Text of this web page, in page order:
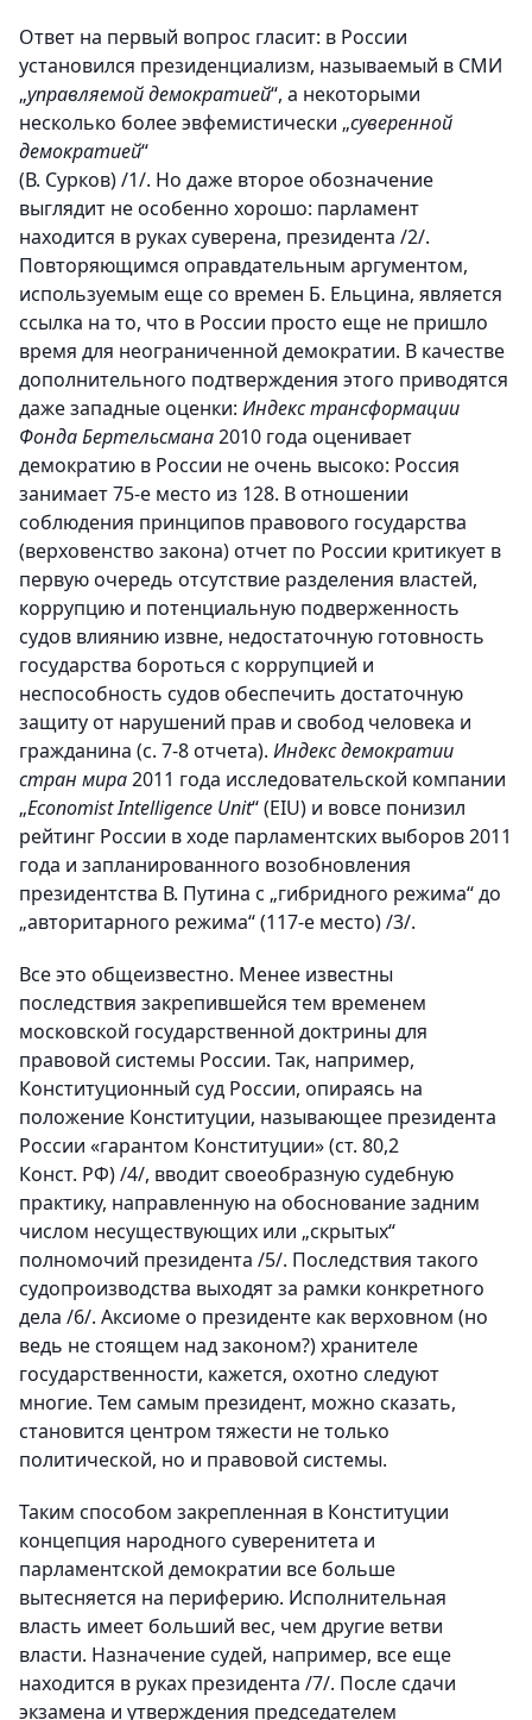
Ответ на первый вопрос гласит: в России
установился президенциализм, называемый в СМИ
„управляемой демократией“, а некоторыми
несколько более эвфемистически „суверенной
демократией“
(В. Сурков) /1/. Но даже второе обозначение
выглядит не особенно хорошо: парламент
находится в руках суверена, президента /2/.
Повторяющимся оправдательным аргументом,
используемым еще со времен Б. Ельцина, является
ссылка на то, что в России просто еще не пришло
время для неограниченной демократии. В качестве
дополнительного подтверждения этого приводятся
даже западные оценки: Индекс трансформации
Фонда Бертельсмана2010 года оценивает
демократию в России не очень высоко: Россия
занимает 75-е место из 128. В отношении
соблюдения принципов правового государства
(верховенство закона) отчет по России критикует в
первую очередь отсутствие разделения властей,
коррупцию и потенциальную подверженность
судов влиянию извне, недостаточную готовность
государства бороться с коррупцией и
неспособность судов обеспечить достаточную
защиту от нарушений прав и свобод человека и
гражданина (с. 7-8 отчета). Индекс демократии
стран мира2011 года исследовательской компании
„Economist Intelligence Unit“ (EIU) и вовсе понизил
рейтинг России в ходе парламентских выборов 2011
года и запланированного возобновления
президентства В. Путина с „гибридного режима“ до
„авторитарного режима“ (117-е место) /3/.
Все это общеизвестно. Менее известны
последствия закрепившейся тем временем
московской государственной доктрины для
правовой системы России. Так, например,
Конституционный суд России, опираясь на
положение Конституции, называющее президента
России «гарантом Конституции» (ст. 80,2
Конст. РФ) /4/, вводит своеобразную судебную
практику, направленную на обоснование задним
числом несуществующих или „скрытых“
полномочий президента /5/. Последствия такого
судопроизводства выходят за рамки конкретного
дела /6/. Аксиоме о президенте как верховном (но
ведь не стоящем над законом?) хранителе
государственности, кажется, охотно следуют
многие. Тем самым президент, можно сказать,
становится центром тяжести не только
политической, но и правовой системы.
Таким способом закрепленная в Конституции
концепция народного суверенитета и
парламентской демократии все больше
вытесняется на периферию. Исполнительная
власть имеет больший вес, чем другие ветви
власти. Назначение судей, например, все еще
находится в руках президента /7/. После сдачи
экзамена и утверждения председателем